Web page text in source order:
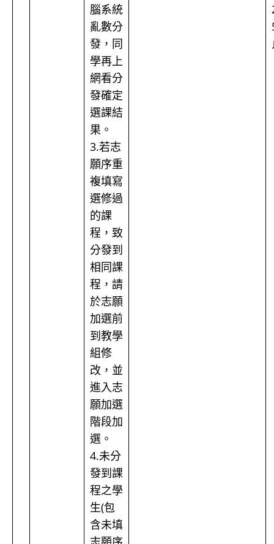
腦系統
亂數分
發，同
學再上
網看分
發確定
選課結
果。
3.若志
願序重
複填寫
選修過
的課
程，致
分發到
相同課
程，請
於志願
加選前
到教學
組修
改，並
進入志
願加選
階段加
選。
4.未分
發到課
程之學
生(包
含未填